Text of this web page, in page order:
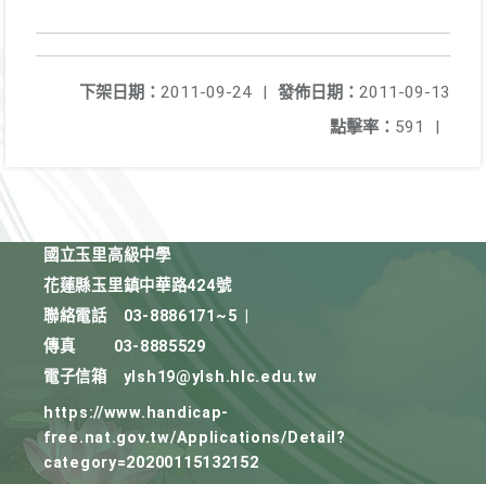
發佈日期： 2011-09-13
下架日期： 2011-09-24
|
點擊率： 591 |
國立玉里高級中學
花蓮縣玉里鎮中華路424號
聯絡電話
03-8886171~5
傳真
03-8885529
電子信箱
ylsh19@ylsh.hlc.edu.tw
https://www.handicap-
free.nat.gov.tw/Applications/Detail?
category=20200115132152